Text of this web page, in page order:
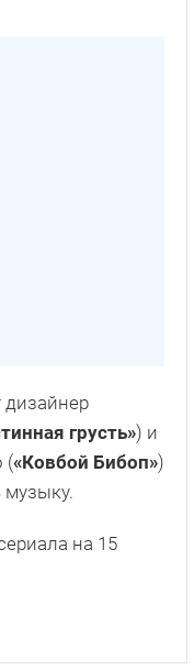
грусть») и
(«Ковбой Бибоп»)
на 15